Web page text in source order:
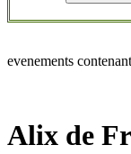
evenements
Alix de